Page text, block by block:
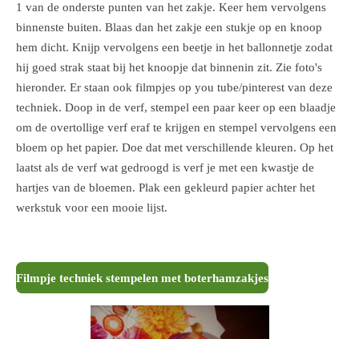
1 van de onderste punten van het zakje. Keer hem vervolgens
binnenste buiten. Blaas dan het zakje een stukje op en knoop
hem dicht. Knijp vervolgens een beetje in het ballonnetje zodat
hij goed strak staat bij het knoopje dat binnenin zit. Zie foto's
hieronder. Er staan ook filmpjes op you tube/pinterest van deze
techniek. Doop in de verf, stempel een paar keer op een blaadje
om de overtollige verf eraf te krijgen en stempel vervolgens een
bloem op het papier. Doe dat met verschillende kleuren. Op het
laatst als de verf wat gedroogd is verf je met een kwastje de
hartjes van de bloemen. Plak een gekleurd papier achter het
werkstuk voor een mooie lijst.
Filmpje techniek stempelen met boterhamzakjes